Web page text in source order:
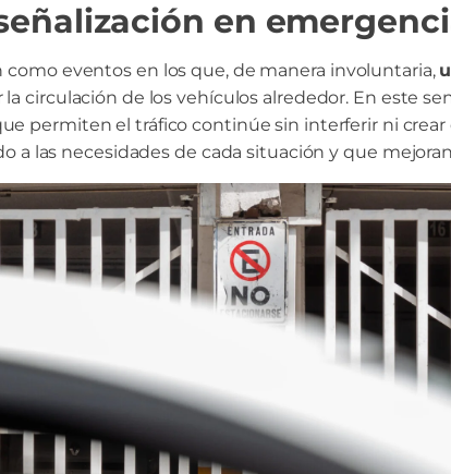
en
como eventos en los que, de manera involuntaria,
la circulación de los vehículos alrededor. En este
permiten el tráfico continúe sin interferir ni
a las necesidades de cada situación y que